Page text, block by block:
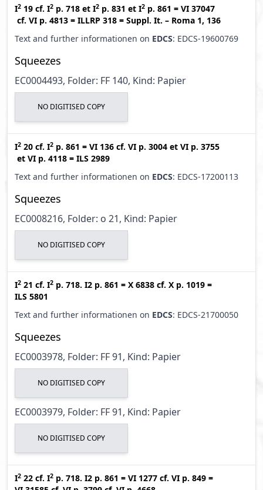
I2 19 cf. I2 p. 718 et I2 p. 831 et I2 p. 861 = VI 37047
cf. VI p. 4813 = ILLRP 318 = Suppl. It. – Roma 1, 136
Text and further informationen on EDCS: EDCS-19600769
Squeezes
EC0004493, Folder: FF 140, Kind: Papier
NO DIGITISED COPY
I2 20 cf. I2 p. 861 = VI 136 cf. VI p. 3004 et VI p. 3755
et VI p. 4118 = ILS 2989
Text and further informationen on EDCS: EDCS-17200113
Squeezes
EC0008216, Folder: o 21, Kind: Papier
NO DIGITISED COPY
I2 21 cf. I2 p. 718. I2 p. 861 = X 6838 cf. X p. 1019 =
ILS 5801
Text and further informationen on EDCS: EDCS-21700050
Squeezes
EC0003978, Folder: FF 91, Kind: Papier
NO DIGITISED COPY
EC0003979, Folder: FF 91, Kind: Papier
NO DIGITISED COPY
I2 22 cf. I2 p. 718. I2 p. 861 = VI 1277 cf. VI p. 849 =